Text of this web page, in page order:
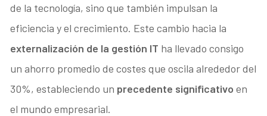
de la tecnología, sino que también impulsan la
eficiencia y el crecimiento. Este cambio hacia la
externalización de la gestión IT ha llevado consigo
un ahorro promedio de costes que oscila alrededor del
30%, estableciendo un precedente significativo en
el mundo empresarial.